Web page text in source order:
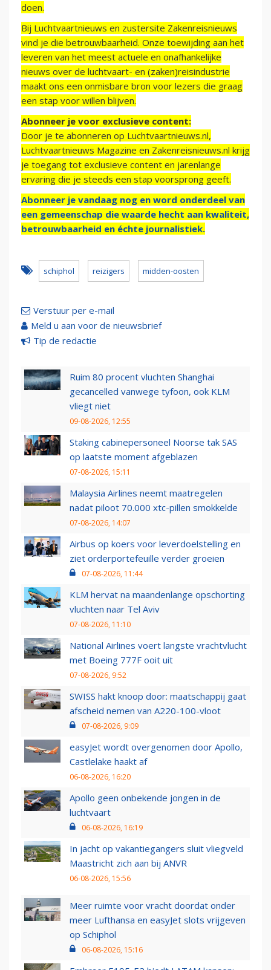
doen.
Bij Luchtvaartnieuws en zustersite Zakenreisnieuws
vind je die betrouwbaarheid. Onze toewijding aan het
leveren van het meest actuele en onafhankelijke
nieuws over de luchtvaart- en (zaken)reisindustrie
maakt ons een onmisbare bron voor lezers die graag
een stap voor willen blijven.
Abonneer je voor exclusieve content:
Door je te abonneren op Luchtvaartnieuws.nl,
Luchtvaartnieuws Magazine en Zakenreisnieuws.nl krijg
je toegang tot exclusieve content en jarenlange
ervaring die je steeds een stap voorsprong geeft.
Abonneer je vandaag nog en word onderdeel van
een gemeenschap die waarde hecht aan kwaliteit,
betrouwbaarheid en échte journalistiek.
schiphol reizigers midden-oosten
Verstuur per e-mail
Meld u aan voor de nieuwsbrief
Tip de redactie
Ruim 80 procent vluchten Shanghai
gecancelled vanwege tyfoon, ook KLM
vliegt niet
09-08-2026, 12:55
Staking cabinepersoneel Noorse tak SAS
op laatste moment afgeblazen
07-08-2026, 15:11
Malaysia Airlines neemt maatregelen
nadat piloot 70.000 xtc-pillen smokkelde
07-08-2026, 14:07
Airbus op koers voor leverdoelstelling en
ziet orderportefeuille verder groeien
07-08-2026, 11:44
KLM hervat na maandenlange opschorting
vluchten naar Tel Aviv
07-08-2026, 11:10
National Airlines voert langste vrachtvlucht
met Boeing 777F ooit uit
07-08-2026, 9:52
SWISS hakt knoop door: maatschappij gaat
afscheid nemen van A220-100-vloot
07-08-2026, 9:09
easyJet wordt overgenomen door Apollo,
Castlelake haakt af
06-08-2026, 16:20
Apollo geen onbekende jongen in de
luchtvaart
06-08-2026, 16:19
In jacht op vakantiegangers sluit vliegveld
Maastricht zich aan bij ANVR
06-08-2026, 15:56
Meer ruimte voor vracht doordat onder
meer Lufthansa en easyJet slots vrijgeven
op Schiphol
06-08-2026, 15:16